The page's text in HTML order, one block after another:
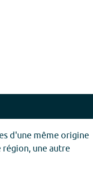
d'une même origine
une autre